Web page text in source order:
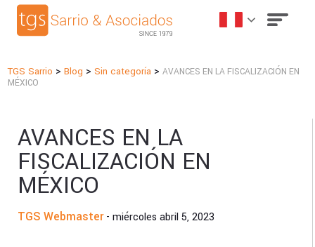
TGS Sarrio >Blog >Sin categoría >AVANCES EN LA FISCALIZACIÓN EN
MÉXICO
AVANCES EN LA
FISCALIZACIÓN EN
MÉXICO
TGS Webmaster- miércoles abril 5, 2023